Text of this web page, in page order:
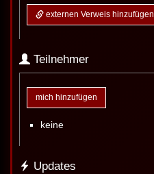
externen Verweis hinzufügen
Teilnehmer
mich hinzufügen
keine
Updates